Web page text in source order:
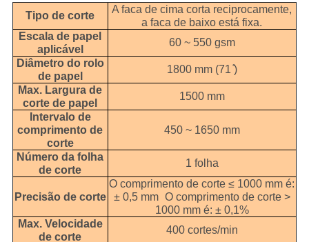
Tipo de corte
A faca de cima corta reciprocamente,
a faca de baixo está fixa.
Escala de papel
aplicável
60 ~ 550 gsm
Diâmetro do rolo
de papel
1800 mm (71 ̊)
Max. Largura de
corte de papel
1500 mm
Intervalo de
comprimento de
corte
450 ~ 1650 mm
Número da folha
de corte
1 folha
Precisão de corte
O comprimento de corte ≤ 1000 mm é:
± 0,5 mm O comprimento de corte >
1000 mm é: ± 0,1%
Max. Velocidade
de corte
400 cortes/min